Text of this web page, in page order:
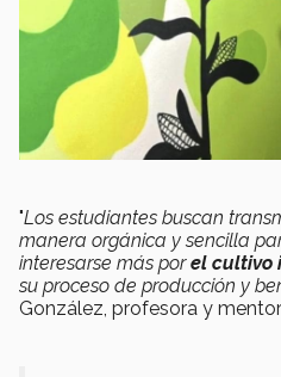
"Los estudiantes buscan
manera orgánica y sencilla
interesarse más porel cultivo
su proceso de producción y
González, profesora y